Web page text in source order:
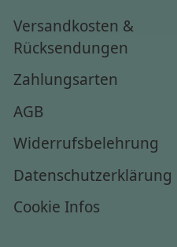
Versandkosten &
Rücksendungen
Zahlungsarten
AGB
Widerrufsbelehrung
Datenschutzerklärung
Cookie Infos